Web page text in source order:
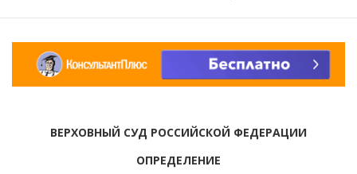
ВЕРХОВНЫЙ СУД РОССИЙСКОЙ ФЕДЕРАЦИИ
ОПРЕДЕЛЕНИЕ